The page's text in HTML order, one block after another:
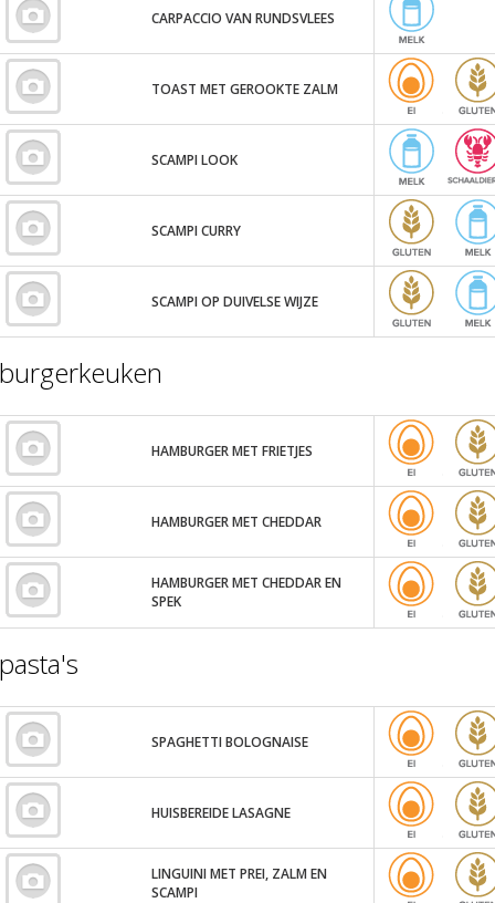
CARPACCIO VAN RUNDSVLEES
TOAST MET GEROOKTE ZALM
SCAMPI LOOK
SCAMPI CURRY
SCAMPI OP DUIVELSE WIJZE
burgerkeuken
HAMBURGER MET FRIETJES
HAMBURGER MET CHEDDAR
HAMBURGER MET CHEDDAR EN
SPEK
pasta's
SPAGHETTI BOLOGNAISE
HUISBEREIDE LASAGNE
LINGUINI MET PREI, ZALM EN
SCAMPI